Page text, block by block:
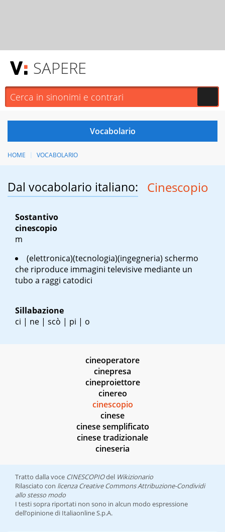
SAPERE
HOME VOCABOLARIO
Dal vocabolario italiano: Cinescopio
Sostantivo
cinescopio
m
(elettronica)(tecnologia)(ingegneria) schermo
che riproduce immagini televisive mediante un
tubo a raggi catodici
Sillabazione
ci | ne | scò | pi | o
cineoperatore
cinepresa
cineproiettore
cinereo
cinescopio
cinese
cinese semplificato
cinese tradizionale
cineseria
Tratto dalla voce CINESCOPIOdel Wikizionario
Rilasciato con licenza Creative Commons Attribuzione-Condividi
allo stesso modo
I testi sopra riportati non sono in alcun modo espressione
dell’opinione di Italiaonline S.p.A.